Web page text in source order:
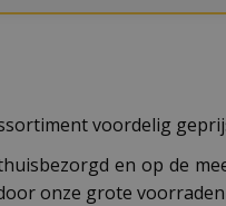
voordelig
en op de
onze grote